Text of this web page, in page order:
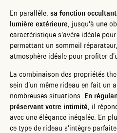
En parallèle, sa fonction
lumière extérieure, jusqu’à une
caractéristique s’avère idéale
permettant un sommeil
atmosphère idéale pour profiter
La combinaison des propriétés
sein d’un même rideau en fait un
nombreuses situations. En
préservant votre intimité, il
avec une élégance inégalée. En
ce type de rideau s’intègre